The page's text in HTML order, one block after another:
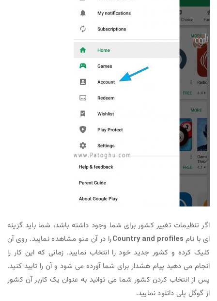
اگر تنظیمات تغییر کشور برای شما وجود داشته باشد، شما باید گزینه
ای با نام Country and profilesرا در آن منو مشاهده نمایید. روی آن
کلیک کرده و کشور جدید خود را انتخاب نمایید. زمانی که این کار را
انجام می دهید پیام هشدار برای شما آورده می شود و آن را تایید کنید.
پس از انتخاب کردن کشور شما می توانید به عنوان یک کاربر آن کشور
از گوگل پلی دانلود نمایید.